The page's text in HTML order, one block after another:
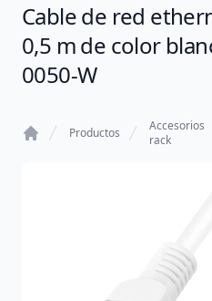
Cable de red
0,5 m de color
0050-W
Productos
Accesorios
rack